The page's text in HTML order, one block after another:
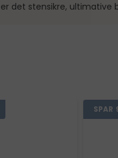
det stensikre, ultimative
SPAR